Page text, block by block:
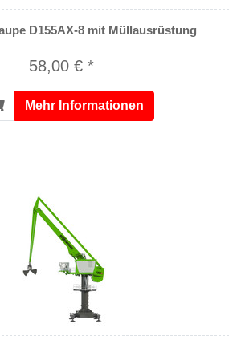
D155AX-8 mit Müllausrüstung
58,00 € *
Mehr Informationen